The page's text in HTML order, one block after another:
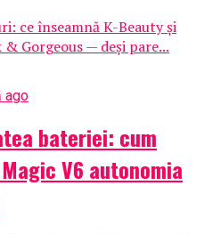
ce înseamnă K-Beauty și
Gorgeous — deși pare...
ago
bateriei: cum
V6 autonomia